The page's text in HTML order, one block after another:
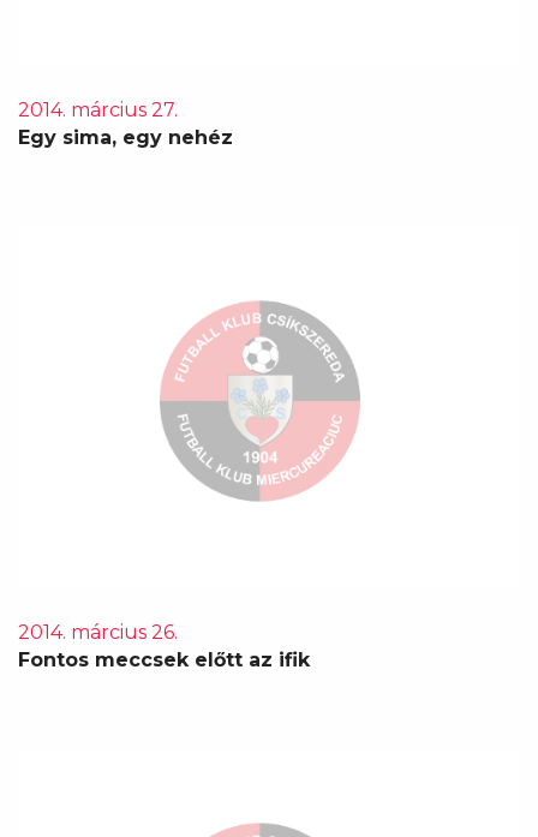
2014. március 27.
Egy sima, egy nehéz
2014. március 26.
Fontos meccsek előtt az ifik